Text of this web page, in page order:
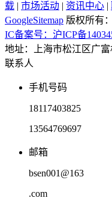
载 | 市场活动 | 资讯中心 |
GoogleSitemap 版权所有
IC备案号：沪ICP备
地址：上海市松江区广
联系人
手机号码
18117403825
13564769697
邮箱
bsen001@163
.com